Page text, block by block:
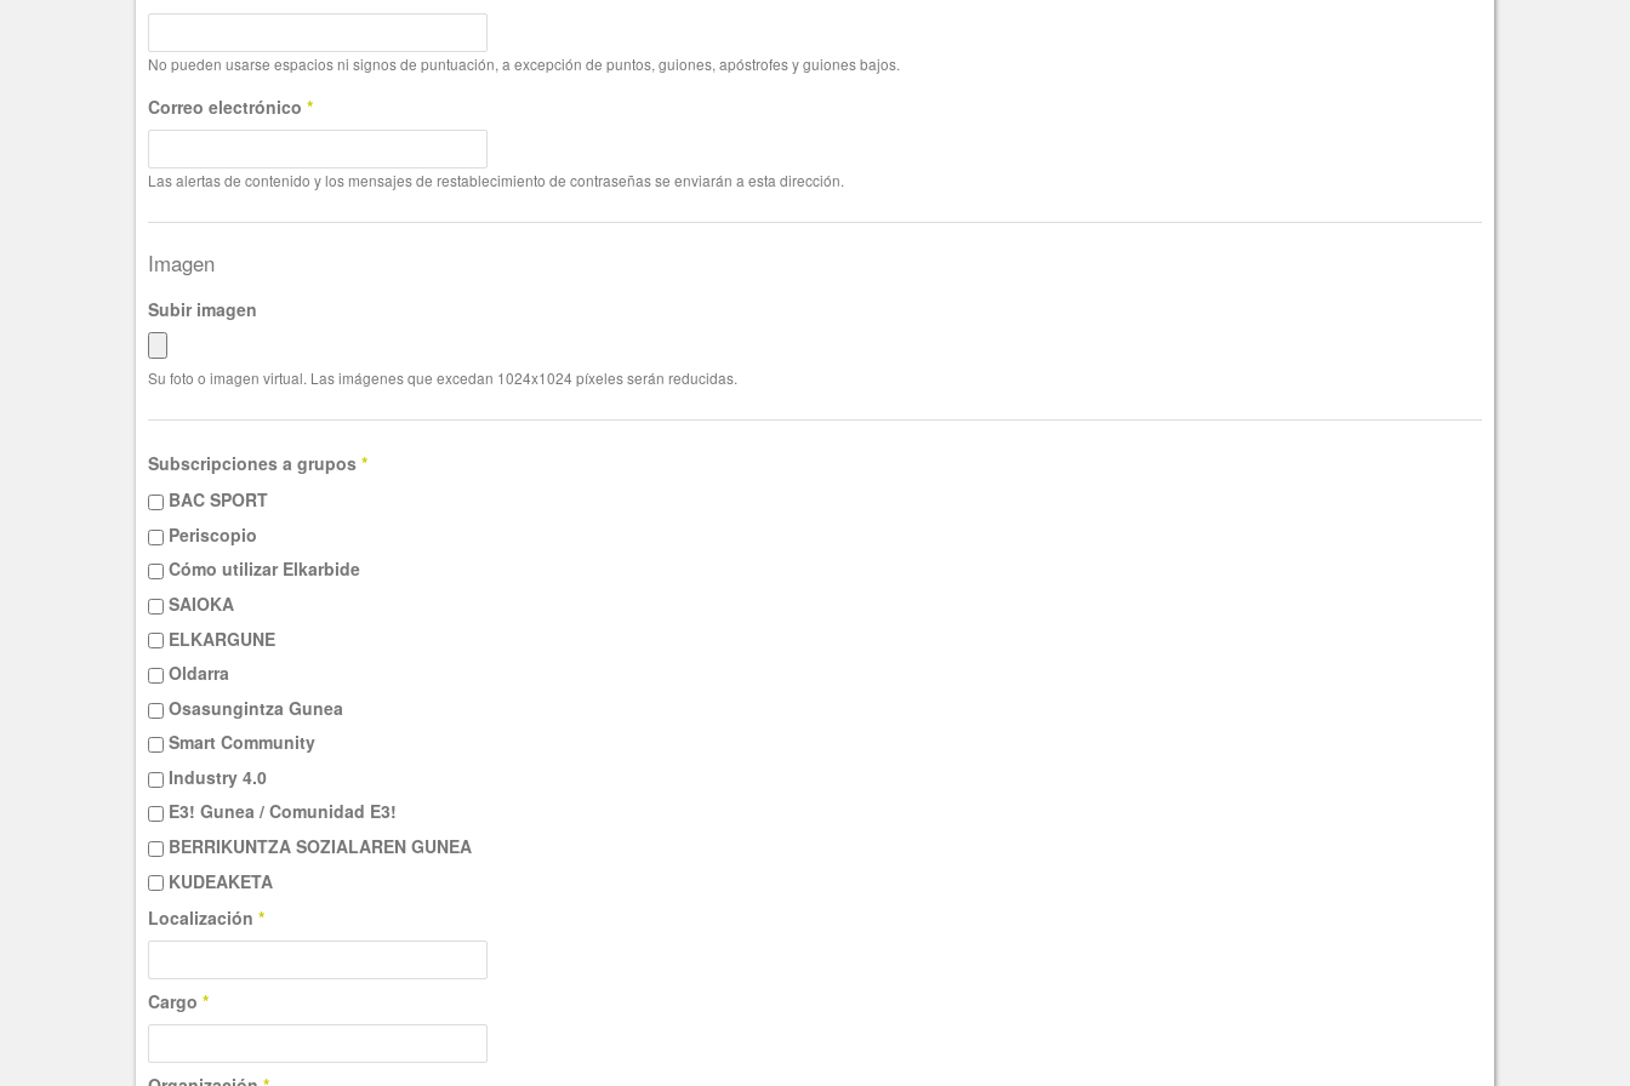
No pueden usarse espacios ni signos de puntuación, a excepción de puntos, guiones, apóstrofes y guiones bajos.
Correo electrónico *
Las alertas de contenido y los mensajes de restablecimiento de contraseñas se enviarán a esta dirección.
Imagen
Subir imagen
Su foto o imagen virtual. Las imágenes que excedan 1024x1024 píxeles serán reducidas.
Subscripciones a grupos *
BAC SPORT
Periscopio
Cómo utilizar Elkarbide
SAIOKA
ELKARGUNE
Oldarra
Osasungintza Gunea
Smart Community
Industry 4.0
E3! Gunea / Comunidad E3!
BERRIKUNTZA SOZIALAREN GUNEA
KUDEAKETA
Localización *
Cargo *